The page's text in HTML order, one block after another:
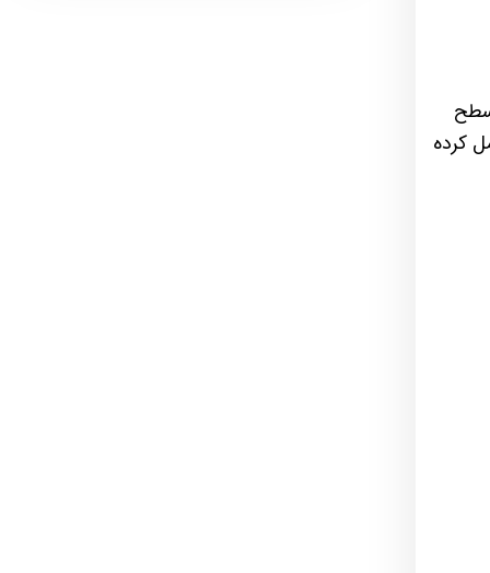
کرده